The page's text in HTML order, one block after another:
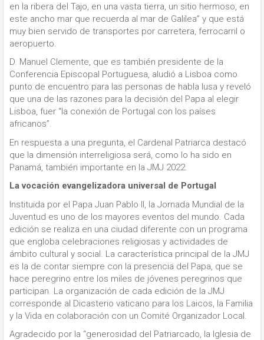
en la ribera del Tajo, en una vasta tierra, un sitio hermoso, en
este ancho mar que recuerda al mar de Galilea” y que está
muy bien servido de transportes por carretera, ferrocarril o
aeropuerto.
D. Manuel Clemente, que es también presidente de la
Conferencia Episcopal Portuguesa, aludió a Lisboa como
punto de encuentro para las personas de habla lusa y reveló
que una de las razones para la decisión del Papa al elegir
Lisboa, fuer “la conexión de Portugal con los países
africanos”.
En respuesta a una pregunta, el Cardenal Patriarca destacó
que la dimensión interreligiosa será, como lo ha sido en
Panamá, también importante en la JMJ 2022.
La vocación evangelizadora universal de Portugal
Instituida por el Papa Juan Pablo II, la Jornada Mundial de la
Juventud es uno de los mayores eventos del mundo. Cada
edición se realiza en una ciudad diferente con un programa
que engloba celebraciones religiosas y actividades de
ámbito cultural y social. La característica principal de la JMJ
es la de contar siempre con la presencia del Papa, que se
hace peregrino entre los miles de jóvenes peregrinos que
participan. La organización de cada edición de la JMJ
corresponde al Dicasterio vaticano para los Laicos, la Familia
y la Vida en colaboración con un Comité Organizador Local.
Agradecido por la “generosidad del Patriarcado, la Iglesia de